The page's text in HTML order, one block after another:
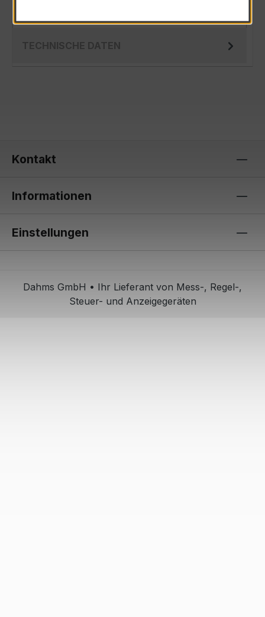
TECHNISCHE DATEN
Kontakt
Informationen
Einstellungen
Dahms GmbH • Ihr Lieferant von Mess-, Regel-,
Steuer- und Anzeigegeräten